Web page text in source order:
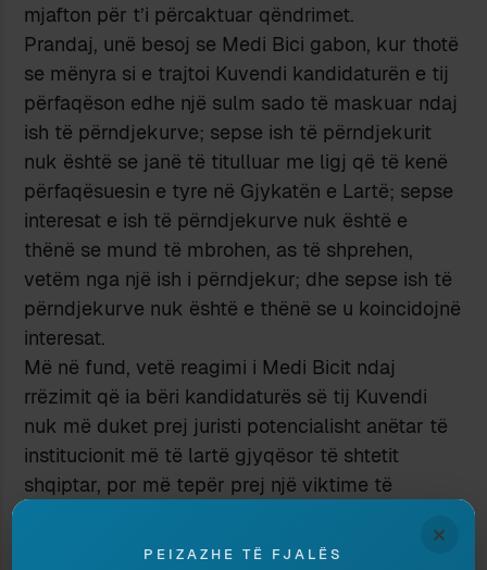
mjafton për t’i përcaktuar qëndrimet.
Prandaj, unë besoj se Medi Bici gabon, kur thotë
se mënyra si e trajtoi Kuvendi kandidaturën e tij
përfaqëson edhe një sulm sado të maskuar ndaj
ish të përndjekurve; sepse ish të përndjekurit
nuk është se janë të titulluar me ligj që të kenë
përfaqësuesin e tyre në Gjykatën e Lartë; sepse
interesat e ish të përndjekurve nuk është e
thënë se mund të mbrohen, as të shprehen,
vetëm nga një ish i përndjekur; dhe sepse ish të
përndjekurve nuk është e thënë se u koincidojnë
interesat.
Më në fund, vetë reagimi i Medi Bicit ndaj
rrëzimit që ia bëri kandidaturës së tij Kuvendi
nuk më duket prej juristi potencialisht anëtar të
institucionit më të lartë gjyqësor të shtetit
shqiptar, por më tepër prej një viktime të
pas 1990-ës; çka do të mjaftonte, në vetvete,
×
PEIZAZHE TË FJALËS